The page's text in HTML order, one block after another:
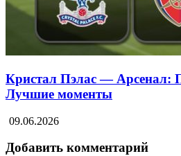
Кристал Пэлас — Арсенал:
Лучшие моменты
09.06.2026
Добавить комментарий